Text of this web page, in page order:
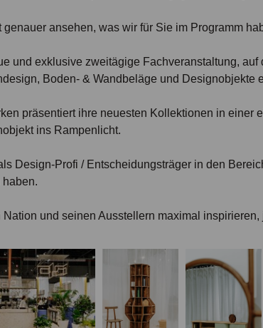
ansehen, was wir für Sie im Programm
und exklusive zweitägige Fachveranstaltung,
Boden- & Wandbeläge und Designobjekte
präsentiert ihre neuesten Kollektionen in
ins Rampenlicht.
Design-Profi / Entscheidungsträger in den
haben.
und seinen Ausstellern maximal